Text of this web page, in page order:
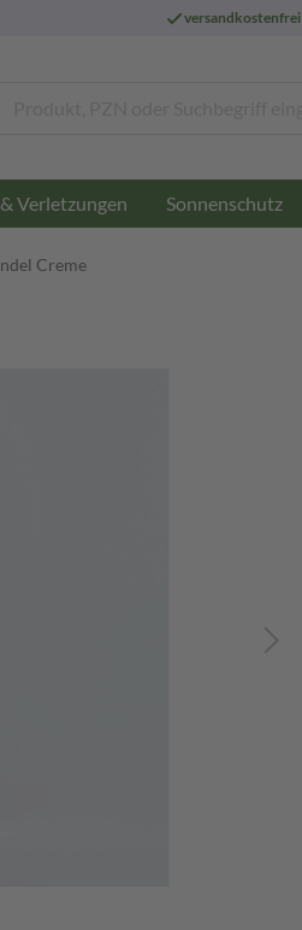
versandkostenfrei
Verletzungen Sonnenschutz
Creme